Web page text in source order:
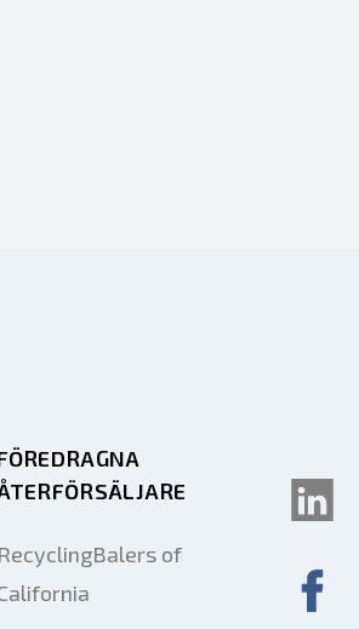
RecyclingBalers of